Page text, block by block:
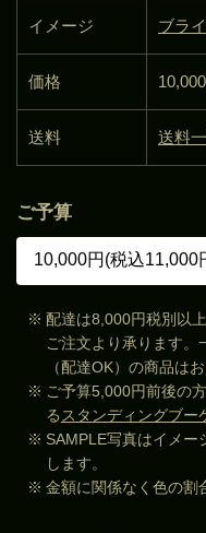
イメージ ブラ
価格
送料 送料
ご予算
※ 配達は8,000円税別以
ご注文より承ります。
（配達OK）の商品は
※ ご予算5,000円前後の
る スタンディングブー
※ SAMPLE写真はイメー
します。
※ 金額に関係なく色の割